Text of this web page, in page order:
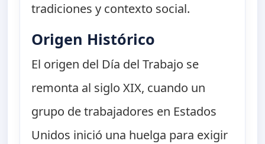
tradiciones y contexto social.
Origen Histórico
El origen del Día del Trabajo se
remonta al siglo XIX, cuando un
grupo de trabajadores en Estados
Unidos inició una huelga para exigir